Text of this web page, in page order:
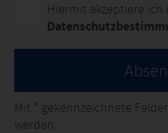
Hiermit akzeptiere ich
Mit * gekennzeichnete
werden.